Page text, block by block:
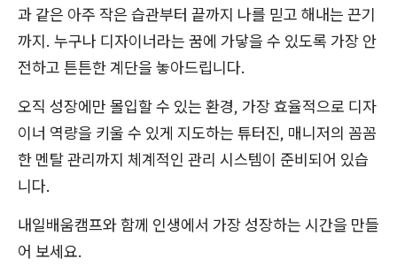
과 같은 아주 작은 습관부터 끝까지 나를 믿고 해내는 끈기
까지. 누구나 디자이너라는 꿈에 가닿을 수 있도록 가장 안
전하고 튼튼한 계단을 놓아드립니다.
오직 성장에만 몰입할 수 있는 환경, 가장 효율적으로 디자
이너 역량을 키울 수 있게 지도하는 튜터진, 매니저의 꼼꼼
한 멘탈 관리까지 체계적인 관리 시스템이 준비되어 있습
니다.
내일배움캠프와 함께 인생에서 가장 성장하는 시간을 만들
어 보세요.